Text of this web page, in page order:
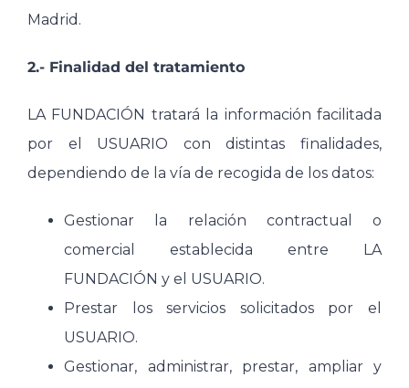
Madrid.
2.- Finalidad del tratamiento
LA FUNDACIÓN tratará la información facilitada
por el USUARIO con distintas finalidades,
dependiendo de la vía de recogida de los datos:
Gestionar la relación contractual o
comercial establecida entre LA
FUNDACIÓN y el USUARIO.
Prestar los servicios solicitados por el
USUARIO.
Gestionar, administrar, prestar, ampliar y